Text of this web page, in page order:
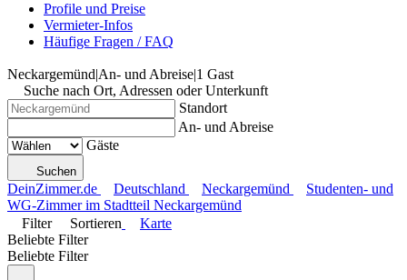
Profile und Preise
Vermieter-Infos
Häufige Fragen / FAQ
Neckargemünd|An- und Abreise|1 Gast
Suche nach Ort, Adressen oder Unterkunft
Standort
An- und Abreise
Gäste
Suchen
DeinZimmer.de Deutschland Neckargemünd
Studenten- und
WG-Zimmer im Stadtteil Neckargemünd
Filter
Sortieren
Karte
Beliebte Filter
Beliebte Filter